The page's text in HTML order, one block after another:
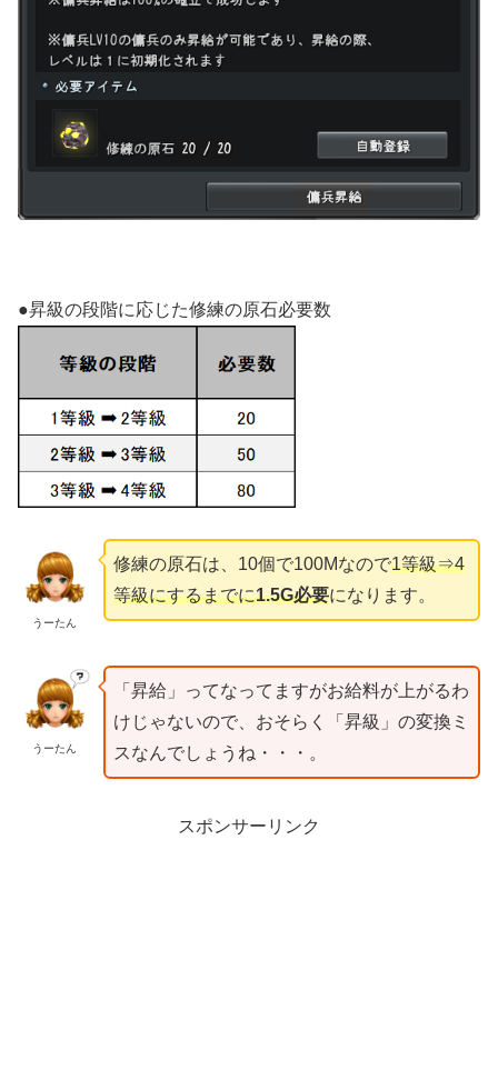
●昇級の段階に応じた修練の原石必要数
うーたん
修練の原石は、10個で100Mなので1等級⇒4
等級にするまでに1.5G必要になります。
うーたん
「昇給」ってなってますがお給料が上がるわ
けじゃないので、おそらく「昇級」の変換ミ
スなんでしょうね・・・。
スポンサーリンク